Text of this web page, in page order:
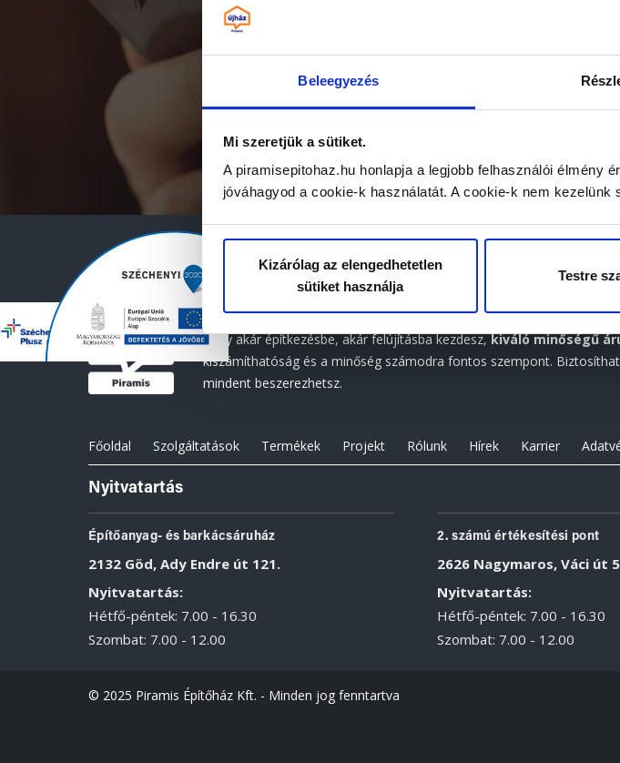
Beleegyezés
Mi szeretjük a sütiket.
A piramisepitohaz.hu honlapja a legjobb felhasználói élmény
jóváhagyod a cookie-k használatát. A cookie-k nem kezelünk
Kizárólag az elengedhetetlen
sütiket használja
Testre
Vissza a
Piramis Építőház Kft.telephelyein több mint 10.000 különböző,
hogy akár építkezésbe, akár felújításba kezdesz,kiváló minőségű
kiszámíthatóság és a minőség számodra fontos szempont.
mindent beszerezhetsz.
Főoldal Szolgáltatások Termékek Projekt Rólunk Hírek Karrier
Nyitvatartás
Építőanyag- és barkácsáruház
2132 Göd, Ady Endre út 121.
Nyitvatartás:
Hétfő-péntek: 7.00 - 16.30
Szombat: 7.00 - 12.00
2. számú értékesítési pont
2626 Nagymaros, Váci út
Nyitvatartás:
Hétfő-péntek: 7.00 - 16.30
Szombat: 7.00 - 12.00
© 2025 Piramis Építőház Kft. - Minden jog fenntartva